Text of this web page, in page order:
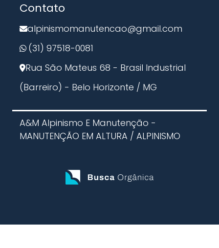
Limpeza de Tanques Industriais
Inspeção Predial com Drone
Contato
alpinismomanutencao@gmail.com
(31) 97518-0081
Rua São Mateus 68 - Brasil Industrial
(Barreiro) - Belo Horizonte / MG
A&M Alpinismo E Manutenção -
MANUTENÇÃO EM ALTURA / ALPINISMO